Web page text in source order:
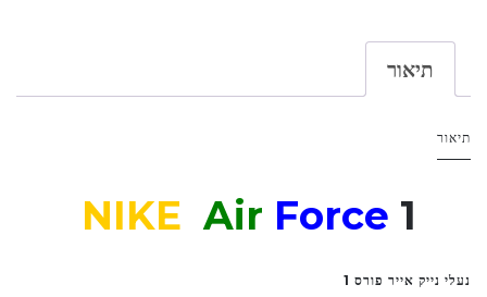
תיאור
תיאור
NIKEAir Force 1
נעלי נייק אייר פורס 1